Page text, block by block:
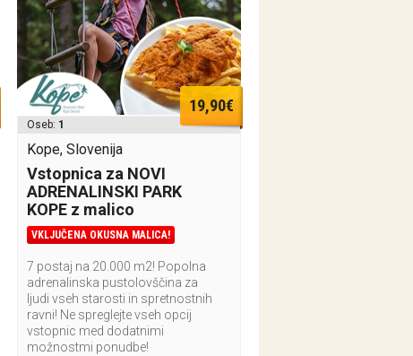
19,90€
Oseb: 1
Kope, Slovenija
Vstopnica za NOVI
ADRENALINSKI PARK
KOPE z malico
VKLJUČENA OKUSNA MALICA!
7 postaj na 20.000 m2! Popolna
adrenalinska pustolovščina za
ljudi vseh starosti in spretnostnih
ravni! Ne spreglejte vseh opcij
vstopnic med dodatnimi
možnostmi ponudbe!